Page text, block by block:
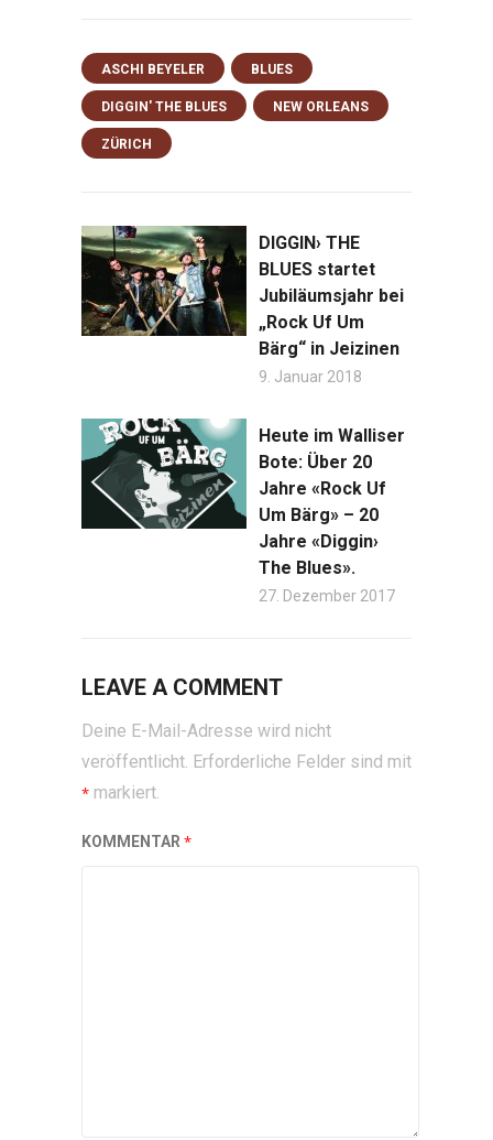
ASCHI BEYELER BLUES
DIGGIN' THE BLUES NEW ORLEANS
ZÜRICH
DIGGIN› THE
BLUES startet
Jubiläumsjahr bei
„Rock Uf Um
Bärg“ in Jeizinen
9. Januar 2018
Heute im Walliser
Bote: Über 20
Jahre «Rock Uf
Um Bärg» – 20
Jahre «Diggin›
The Blues».
27. Dezember 2017
LEAVE A COMMENT
Deine E-Mail-Adresse wird nicht
veröffentlicht. Erforderliche Felder sind mit
* markiert.
KOMMENTAR *